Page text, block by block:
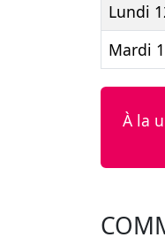
Lundi
Mardi
À la